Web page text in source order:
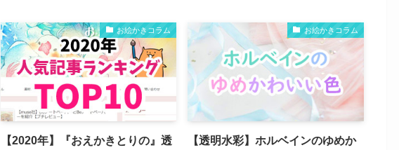
お絵かきコラム
【2020年】『おえかきとりの』透
お絵かきコラム
【透明水彩】ホルベインのゆめか